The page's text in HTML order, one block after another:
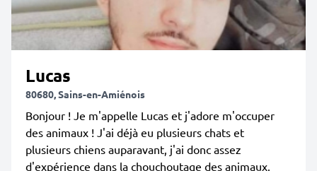
Lucas
80680, Sains-en-Amiénois
Bonjour ! Je m'appelle Lucas et j'adore m'occuper
des animaux ! J'ai déjà eu plusieurs chats et
plusieurs chiens auparavant, j'ai donc assez
d'expérience dans la chouchoutage des animaux.